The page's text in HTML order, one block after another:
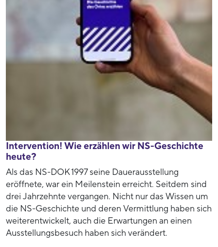
Intervention! Wie erzählen wir NS-Geschichte
heute?
Als das NS-DOK 1997 seine Dauerausstellung
eröffnete, war ein Meilenstein erreicht. Seitdem sind
drei Jahrzehnte vergangen. Nicht nur das Wissen um
die NS-Geschichte und deren Vermittlung haben sich
weiterentwickelt, auch die Erwartungen an einen
Ausstellungsbesuch haben sich verändert.